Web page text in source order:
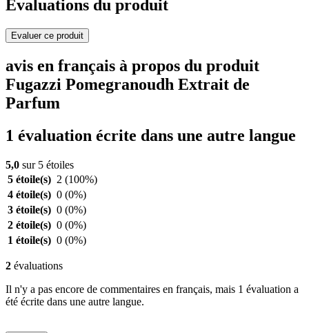
Evaluations du produit
Evaluer ce produit
avis en français à propos du produit
Fugazzi Pomegranoudh Extrait de
Parfum
1 évaluation écrite dans une autre langue
5,0 sur 5 étoiles
5 étoile(s) 2 (100%)
4 étoile(s) 0 (0%)
3 étoile(s) 0 (0%)
2 étoile(s) 0 (0%)
1 étoile(s) 0 (0%)
2 évaluations
Il n'y a pas encore de commentaires en français, mais 1 évaluation a
été écrite dans une autre langue.